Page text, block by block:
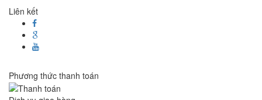
Liên kết
Phương thức thanh toán